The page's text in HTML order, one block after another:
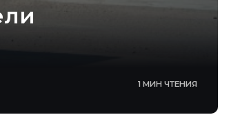
1 МИН ЧТЕНИЯ